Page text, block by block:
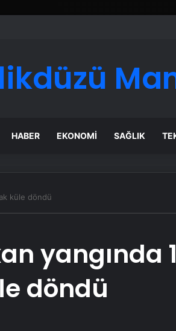
HABER EKONOMI SAĞLIK
küle döndü
yangında
döndü